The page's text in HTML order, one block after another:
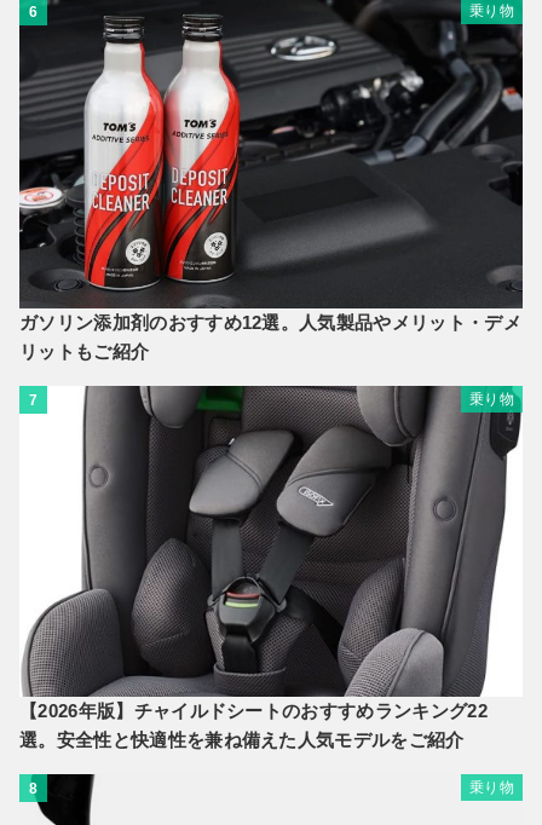
6 乗り物
ガソリン添加剤のおすすめ12選。人気製品やメリット・デメ
リットもご紹介
7 乗り物
【2026年版】チャイルドシートのおすすめランキング22
選。安全性と快適性を兼ね備えた人気モデルをご紹介
8 乗り物